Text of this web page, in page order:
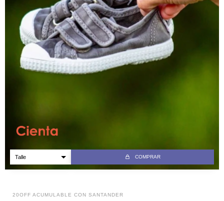
COMPRAR
20OFF ACUMULABLE CON SANTANDER